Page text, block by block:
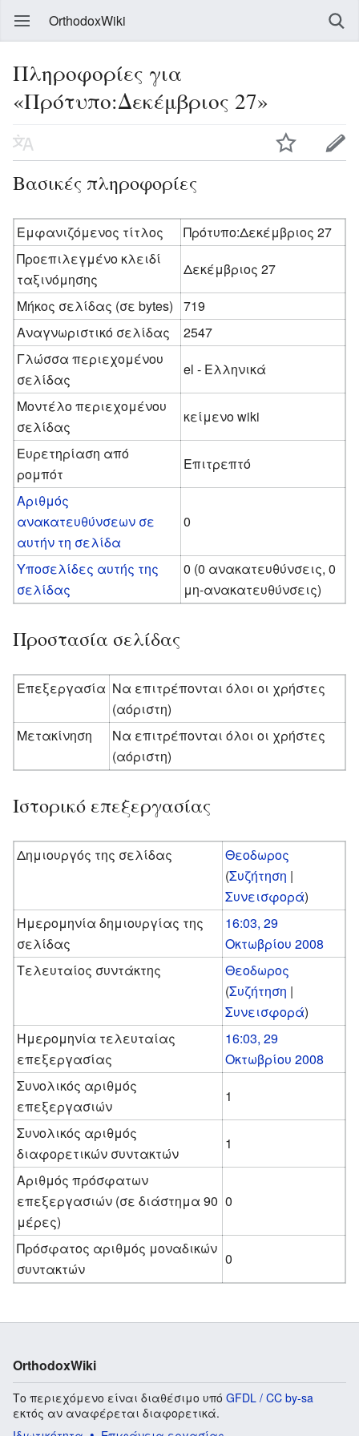
OrthodoxWiki
Πληροφορίες για
«Πρότυπο:Δεκέμβριος 27»
Βασικές πληροφορίες
Εμφανιζόμενος τίτλος
Πρότυπο:Δεκέμβριος 27
Προεπιλεγμένο κλειδί
ταξινόμησης
Δεκέμβριος 27
Μήκος σελίδας (σε bytes)
719
Αναγνωριστικό σελίδας
2547
Γλώσσα περιεχομένου
σελίδας
el - Ελληνικά
Μοντέλο περιεχομένου
σελίδας
κείμενο wiki
Ευρετηρίαση από
ρομπότ
Επιτρεπτό
Αριθμός
ανακατευθύνσεων σε
αυτήν τη σελίδα
0
Υποσελίδες αυτής της
σελίδας
0 (0 ανακατευθύνσεις, 0
μη-ανακατευθύνσεις)
Προστασία σελίδας
Επεξεργασία Να επιτρέπονται όλοι οι χρήστες
(αόριστη)
Μετακίνηση
Να επιτρέπονται όλοι οι χρήστες
(αόριστη)
Ιστορικό επεξεργασίας
Δημιουργός της σελίδας
Θεοδωρος
(Συζήτηση |
Συνεισφορά)
Ημερομηνία δημιουργίας της
σελίδας
16:03, 29
Οκτωβρίου 2008
Τελευταίος συντάκτης
Θεοδωρος
(Συζήτηση |
Συνεισφορά)
Ημερομηνία τελευταίας
επεξεργασίας
16:03, 29
Οκτωβρίου 2008
Συνολικός αριθμός
επεξεργασιών
1
Συνολικός αριθμός
διαφορετικών συντακτών
1
Αριθμός πρόσφατων
επεξεργασιών (σε διάστημα 90
μέρες)
0
Πρόσφατος αριθμός μοναδικών
συντακτών
0
OrthodoxWiki
Το περιεχόμενο είναι διαθέσιμο υπό GFDL / CC by-sa
εκτός αν αναφέρεται διαφορετικά.